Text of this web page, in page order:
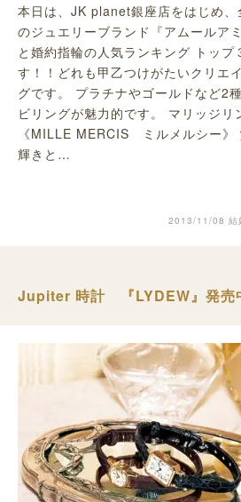
本日は、JK planet銀座店をはじめ、
のジュエリーブランド『アムールア
と婚約指輪の人気ランキング トップ
す！！どれも甲乙つけがたいクリエ
グです。 プラチナやゴールドなど2
ビリングが魅力的です。 マリッジリ
《MILLE MERCIS ミルメルシー》
輝きと…
2013/11/08 結
Jupiter 時計 『LYDEW』発売